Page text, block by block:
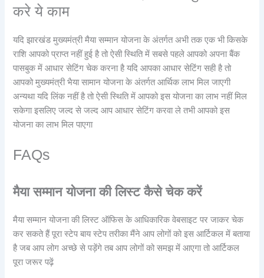
करे ये काम
यदि झारखंड मुख्यमंत्री मैया सम्मान योजना के अंतर्गत अभी तक एक भी किसके
राशि आपको प्राप्त नहीं हुई है तो ऐसी स्थिति में सबसे पहले आपको अपना बैंक
पासबुक में आधार सेटिंग चेक करना है यदि आपका आधार सेटिंग सही है तो
आपको मुख्यमंत्री भैया सामान योजना के अंतर्गत आर्थिक लाभ मिल जाएगी
अन्यथा यदि लिंक नहीं है तो ऐसी स्थिति में आपको इस योजना का लाभ नहीं मिल
सकेगा इसलिए जल्द से जल्द आप आधार सेटिंग करवा ले तभी आपको इस
योजना का लाभ मिल पाएगा
FAQs
मैया सम्मान योजना की लिस्ट कैसे चेक करें
मैया सम्मान योजना की लिस्ट ऑफिस के आधिकारिक वेबसाइट पर जाकर चेक
कर सकते हैं पूरा स्टेप बाय स्टेप तरीका मैंने आप लोगों को इस आर्टिकल में बताया
है जब आप लोग अच्छे से पड़ेंगे तब आप लोगों को समझ में आएगा तो आर्टिकल
पूरा जरूर पढ़ें